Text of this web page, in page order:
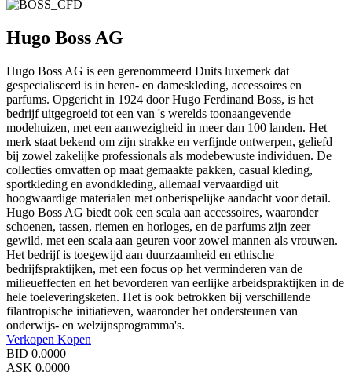
Hugo Boss AG
Hugo Boss AG is een gerenommeerd Duits luxemerk dat
gespecialiseerd is in heren- en dameskleding, accessoires en
parfums. Opgericht in 1924 door Hugo Ferdinand Boss, is het
bedrijf uitgegroeid tot een van 's werelds toonaangevende
modehuizen, met een aanwezigheid in meer dan 100 landen. Het
merk staat bekend om zijn strakke en verfijnde ontwerpen, geliefd
bij zowel zakelijke professionals als modebewuste individuen. De
collecties omvatten op maat gemaakte pakken, casual kleding,
sportkleding en avondkleding, allemaal vervaardigd uit
hoogwaardige materialen met onberispelijke aandacht voor detail.
Hugo Boss AG biedt ook een scala aan accessoires, waaronder
schoenen, tassen, riemen en horloges, en de parfums zijn zeer
gewild, met een scala aan geuren voor zowel mannen als vrouwen.
Het bedrijf is toegewijd aan duurzaamheid en ethische
bedrijfspraktijken, met een focus op het verminderen van de
milieueffecten en het bevorderen van eerlijke arbeidspraktijken in de
hele toeleveringsketen. Het is ook betrokken bij verschillende
filantropische initiatieven, waaronder het ondersteunen van
onderwijs- en welzijnsprogramma's.
Verkopen Kopen
BID 0.0000
ASK 0.0000